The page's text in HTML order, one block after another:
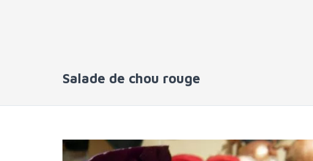
Salade de chou rouge